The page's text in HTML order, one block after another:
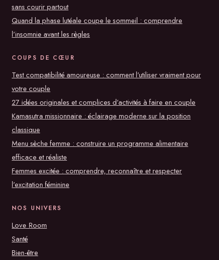
sans courir partout
Quand la phase lutéale coupe le sommeil : comprendre
l’insomnie avant les règles
COUPS DE CŒUR
Test compatibilité amoureuse : comment l’utiliser vraiment pour
votre couple
27 idées originales et complices d’activités à faire en couple
Kamasutra missionnaire : éclairage moderne sur la position
classique
Menu sèche femme : construire un programme alimentaire
efficace et réaliste
Femmes excitée : comprendre, reconnaître et respecter
l’excitation féminine
NOS UNIVERS
Love Room
Santé
Bien-être